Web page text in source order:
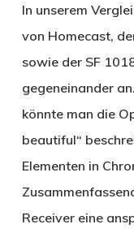
In unserem
von Homecast,
sowie der SF
gegeneinander
könnte man die
beautiful“
Elementen in
Receiver eine